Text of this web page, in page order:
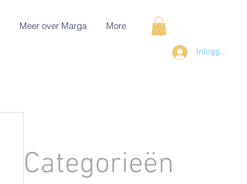
Meer over Marga More
Inloggen
Categorieën